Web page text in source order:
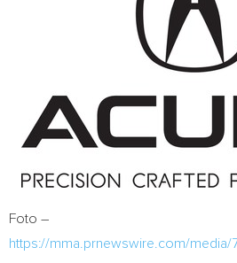
Foto –
https://mma.prnewswire.com/media/